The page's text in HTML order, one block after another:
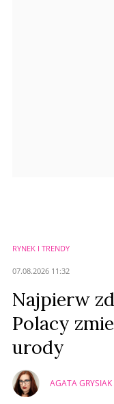
RYNEK I TRENDY
07.08.2026 11:32
Najpierw
Polacy
urody
AGATA GRYSIAK